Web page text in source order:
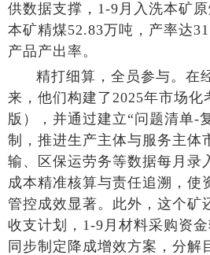
供数据支撑，1-9月入洗本矿
本矿精煤52.83万吨，产率达
产品产出率。
精打细算，全员参与。在
来，他们构建了2025年市场化
版），并通过建立“问题清单-
制，推进生产主体与服务主体
输、区保运劳务等数据每月录
成本精准核算与责任追溯，使
管控成效显著。此外，这个矿
收支计划，1-9月材料采购资金
同步制定降成增效方案，分解